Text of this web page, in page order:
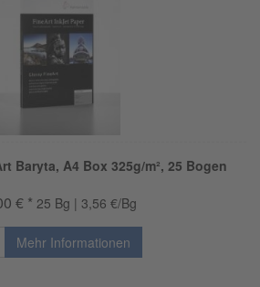
Baryta, A4 Box 325g/m², 25 Bogen
€ * 25 Bg | 3,56 €/Bg
Mehr Informationen